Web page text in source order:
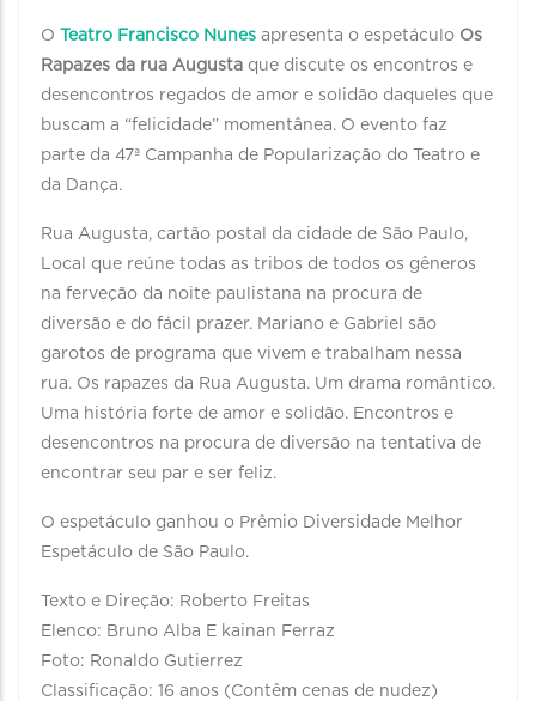
O Teatro Francisco Nunes apresenta o espetáculo Os
Rapazes da rua Augusta que discute os encontros e
desencontros regados de amor e solidão daqueles que
buscam a “felicidade” momentânea. O evento faz
parte da 47ª Campanha de Popularização do Teatro e
da Dança.
Rua Augusta, cartão postal da cidade de São Paulo,
Local que reúne todas as tribos de todos os gêneros
na ferveção da noite paulistana na procura de
diversão e do fácil prazer. Mariano e Gabriel são
garotos de programa que vivem e trabalham nessa
rua. Os rapazes da Rua Augusta. Um drama romântico.
Uma história forte de amor e solidão. Encontros e
desencontros na procura de diversão na tentativa de
encontrar seu par e ser feliz.
O espetáculo ganhou o Prêmio Diversidade Melhor
Espetáculo de São Paulo.
Texto e Direção: Roberto Freitas
Elenco: Bruno Alba E kainan Ferraz
Foto: Ronaldo Gutierrez
Classificação: 16 anos (Contêm cenas de nudez)